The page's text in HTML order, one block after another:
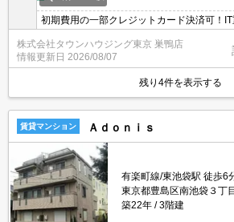
初期費用の一部クレジットカード決済可！IT
談ください。オンライン内見相談可能！お
株式会社タウンハウジング東京 巣鴨店
情報更新日 2026/08/07
残り4件を表示する
賃貸マンション Ａｄｏｎｉｓ
有楽町線/東池袋駅 徒歩6
東京都豊島区南池袋３丁目
築22年
3階建